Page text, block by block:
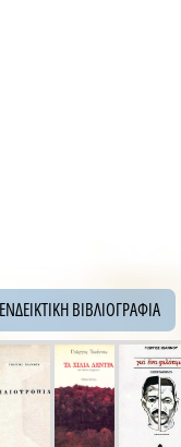
ΕΝΔΕΙΚΤΙΚΗ ΒΙΒΛΙΟΓΡΑΦΙΑ